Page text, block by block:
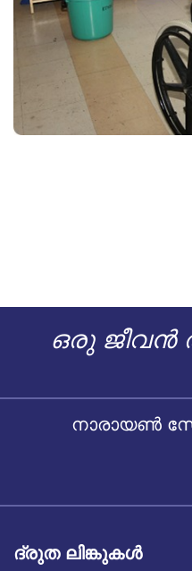
ഒരു ജീവൻ
നാരായൺ
ദ്രുത ലിങ്കുകൾ